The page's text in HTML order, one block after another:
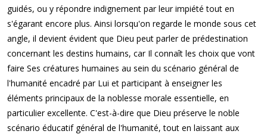
guidés, ou y répondre indignement par leur impiété tout en
s'égarant encore plus. Ainsi lorsqu'on regarde le monde sous cet
angle, il devient évident que Dieu peut parler de prédestination
concernant les destins humains, car Il connaît les choix que vont
faire Ses créatures humaines au sein du scénario général de
l'humanité encadré par Lui et participant à enseigner les
éléments principaux de la noblesse morale essentielle, en
particulier excellente. C'est-à-dire que Dieu préserve le noble
scénario éducatif général de l'humanité, tout en laissant aux